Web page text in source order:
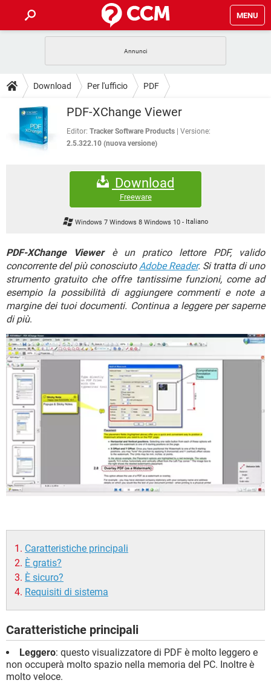
MENU
INTRATTENIMENTO ANDROID
iOS WINDOWS 10
INSTAGRAM WHATSAPP
GUIDE
COVID-19 GAMING
INTRATTENIMENTO
iOS WINDOWS 10
FACEBOOK
DOWNLOAD
COVID-19 GAMING
INTRATTENIMENTO
WINDOWS 10
WHATSAPP
FORUM
ANDROID
WINDOWS 10
WHATSAPP
HARDWARE
GAMING
INSTAGRAM WHATSAPP
TIKTOK FACEBOOK
HARDWARE
Download Per l'ufficio PDF
PDF-XChange Viewer
Editor: Tracker Software Products
Versione:
2.5.322.10 (nuova versione)
Download
Freeware
Windows 7 Windows 8 Windows 10- Italiano
PDF-XChange Viewerè un pratico lettore PDF, valido
concorrente del più conosciutoAdobe Reader. Si tratta di uno
strumento gratuito che offre tantissime funzioni, come ad
esempio la possibilità di aggiungere commenti e note a
margine dei tuoi documenti. Continua a leggere per saperne
di più.
Caratteristiche principali
È gratis?
È sicuro?
Requisiti di sistema
Caratteristiche principali
Leggero: questo visualizzatore di PDF è molto leggero e
non occuperà molto spazio nella memoria del PC. Inoltre è
molto veloce.